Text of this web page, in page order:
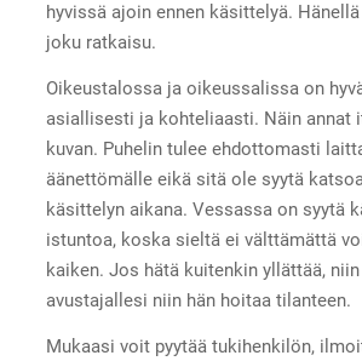
hyvissä ajoin ennen käsittelyä.
joku ratkaisu.
Oikeustalossa ja oikeussalissa on
asiallisesti ja kohteliaasti. Näin annat
kuvan. Puhelin tulee ehdottomasti
äänettömälle eikä sitä ole syytä
käsittelyn aikana. Vessassa on syytä
istuntoa, koska sieltä ei välttämättä
kaiken. Jos hätä kuitenkin yllättää,
avustajallesi niin hän hoitaa tilanteen.
Mukaasi voit pyytää tukihenkilön,